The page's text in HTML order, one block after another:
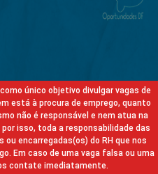
único objetivo divulgar vagas de
está à procura de emprego, quanto
não é responsável e nem atua na
isso, toda a responsabilidade das
encarregadas(os) do RH que nos
Em caso de uma vaga falsa ou uma
contate imediatamente.